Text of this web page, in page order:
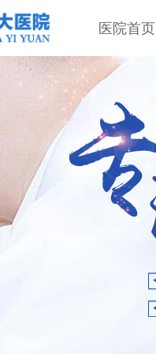
医院首页